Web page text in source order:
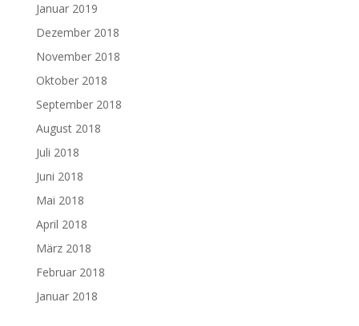
Januar 2019
Dezember 2018
November 2018
Oktober 2018
September 2018
August 2018
Juli 2018
Juni 2018
Mai 2018
April 2018
März 2018
Februar 2018
Januar 2018